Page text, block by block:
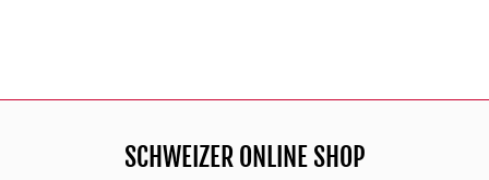
SCHWEIZER ONLINE SHOP